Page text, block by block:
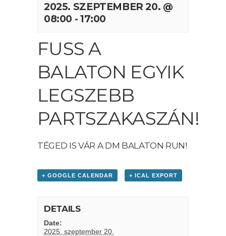
2025. SZEPTEMBER 20. @
08:00 - 17:00
FUSS A
BALATON EGYIK
LEGSZEBB
PARTSZAKASZÁN!
TÉGED IS VÁR A DM BALATON RUN!
+ GOOGLE CALENDAR + ICAL EXPORT
DETAILS
Date:
2025. szeptember 20.